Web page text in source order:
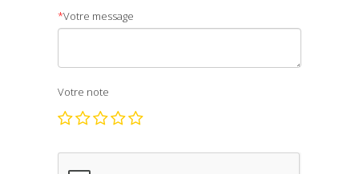
*Votre message
Votre note